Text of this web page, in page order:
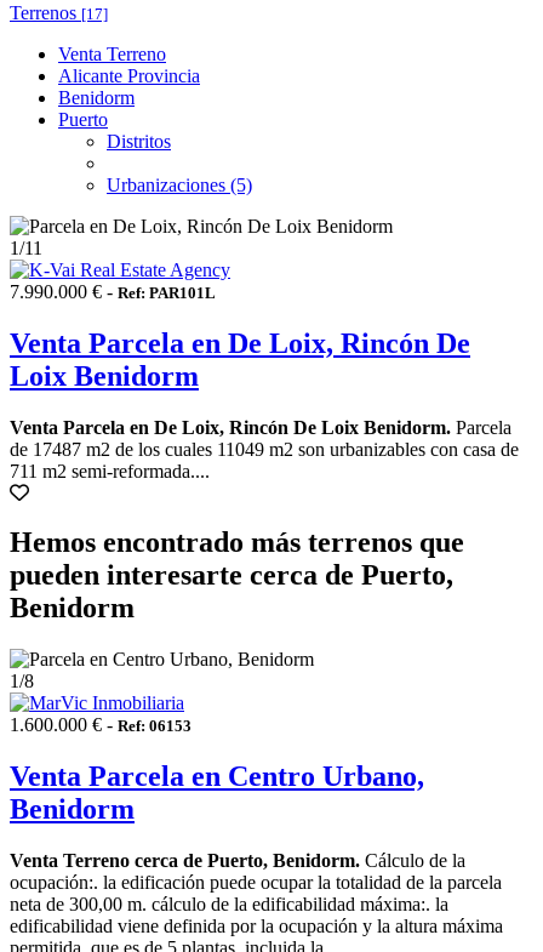
Terrenos [17]
Venta Terreno
Alicante Provincia
Benidorm
Puerto
Distritos
Urbanizaciones (5)
1/11
7.990.000 € - Ref: PAR101L
Venta Parcela en De Loix, Rincón De
Loix Benidorm
Venta Parcela en De Loix, Rincón De Loix Benidorm. Parcela
de 17487 m2 de los cuales 11049 m2 son urbanizables con casa de
711 m2 semi-reformada....
Hemos encontrado más terrenos que
pueden interesarte cerca de Puerto,
Benidorm
1/8
1.600.000 € - Ref: 06153
Venta Parcela en Centro Urbano,
Benidorm
Venta Terreno cerca de Puerto, Benidorm. Cálculo de la
ocupación:. la edificación puede ocupar la totalidad de la parcela
neta de 300,00 m. cálculo de la edificabilidad máxima:. la
edificabilidad viene definida por la ocupación y la altura máxima
permitida, que es de 5 plantas, incluida la ...